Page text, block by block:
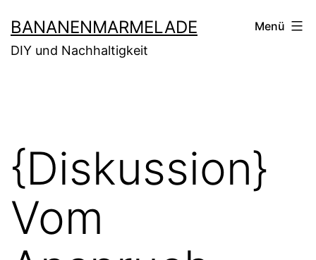
Inhalt
springen
BANANENMARMELADE
DIY und Nachhaltigkeit
Menü
{Diskussion}
Vom